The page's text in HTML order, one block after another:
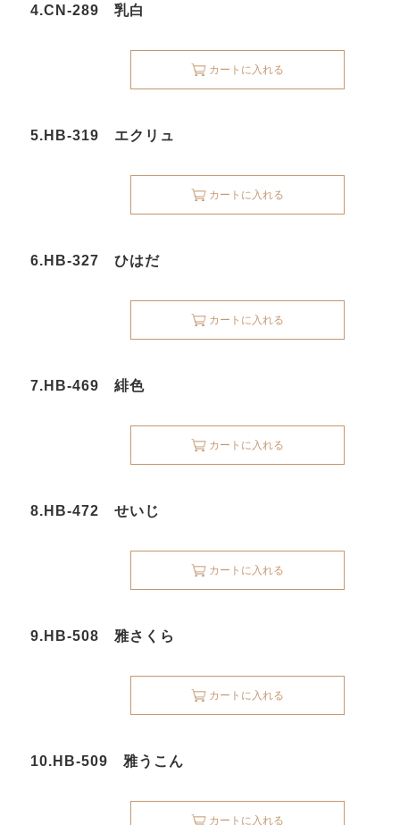
4.CN-289 乳白
カートに入れる
5.HB-319 エクリュ
カートに入れる
6.HB-327 ひはだ
カートに入れる
7.HB-469 緋色
カートに入れる
8.HB-472 せいじ
カートに入れる
9.HB-508 雅さくら
カートに入れる
10.HB-509 雅うこん
カートに入れる